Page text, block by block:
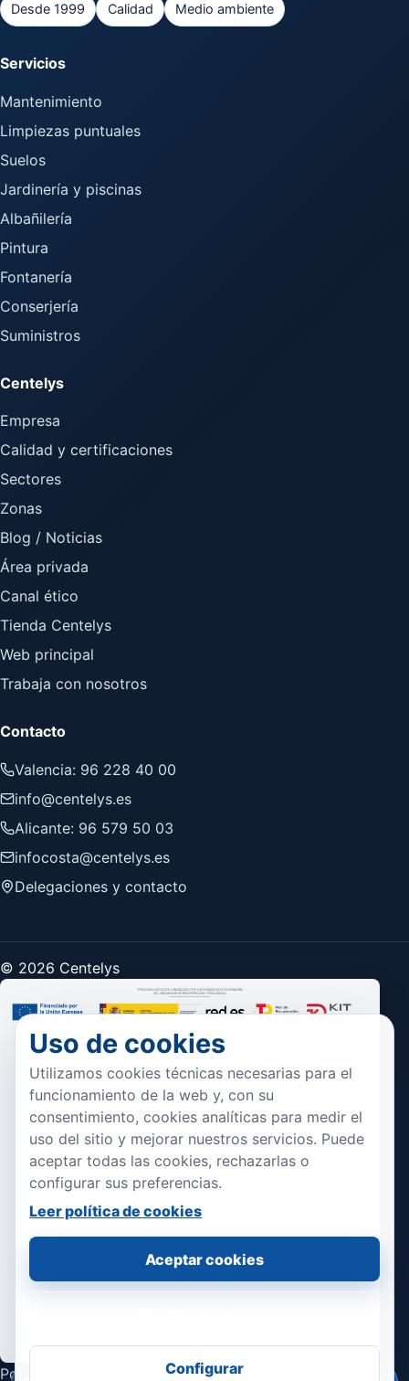
Desde 1999 Calidad Medio ambiente
Servicios
Mantenimiento
Limpiezas puntuales
Suelos
Jardinería y piscinas
Albañilería
Pintura
Fontanería
Conserjería
Suministros
Centelys
Empresa
Calidad y certificaciones
Sectores
Zonas
Blog / Noticias
Área privada
Canal ético
Tienda Centelys
Web principal
Trabaja con nosotros
Contacto
Valencia: 96 228 40 00
info@centelys.es
Alicante: 96 579 50 03
infocosta@centelys.es
Delegaciones y contacto
© 2026 Centelys
Política de privacidad Aviso legal / condiciones de uso
Uso de cookies
Utilizamos cookies técnicas necesarias para el
funcionamiento de la web y, con su
consentimiento, cookies analíticas para medir el
uso del sitio y mejorar nuestros servicios. Puede
aceptar todas las cookies, rechazarlas o
configurar sus preferencias.
Leer política de cookies
Aceptar cookies
Configurar